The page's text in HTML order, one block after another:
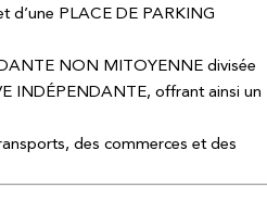
d’une PLACE DE PARKING
NON MITOYENNE divisée
INDÉPENDANTE, offrant ainsi un
des commerces et des